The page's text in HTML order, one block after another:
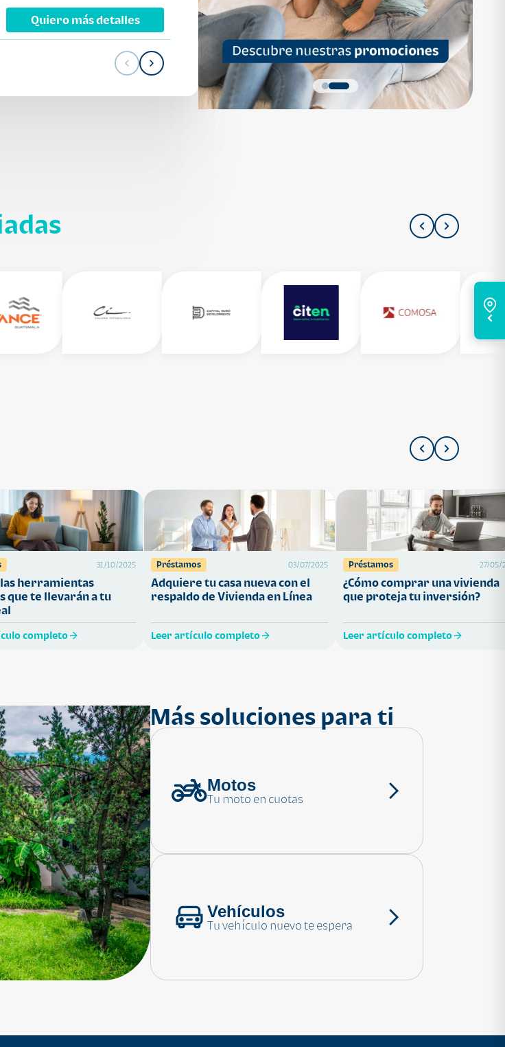
Quiero más detalles Quiero más detalles Quiero más detalles
31/10/2025
las herramientas
que te llevarán a tu
completo
Préstamos 03/07/2025
Adquiere tu casa nueva con el
respaldo de Vivienda en Línea
Leer artículo completo
Préstamos 27/05/
¿Cómo comprar una vivienda
que proteja tu inversión?
Leer artículo completo
Más soluciones para ti
Motos
Tu moto en cuotas
Vehículos
Tu vehículo nuevo te espera